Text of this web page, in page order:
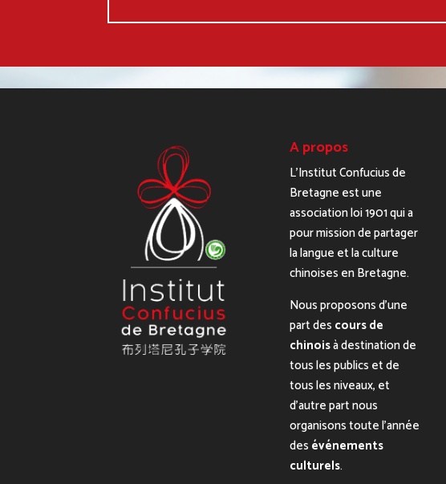
A propos
L’Institut Confucius de
Bretagne est une
association loi 1901 qui a
pour mission de partager
la langue et la culture
chinoises en Bretagne.
Nous proposons d’une
part des cours de
chinoisà destination de
tous les publics et de
tous les niveaux, et
d’autre part nous
organisons toute l’année
des événements
culturels.